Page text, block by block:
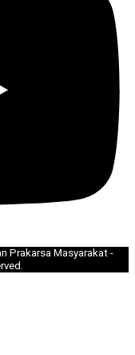
Prakarsa Masyarakat -